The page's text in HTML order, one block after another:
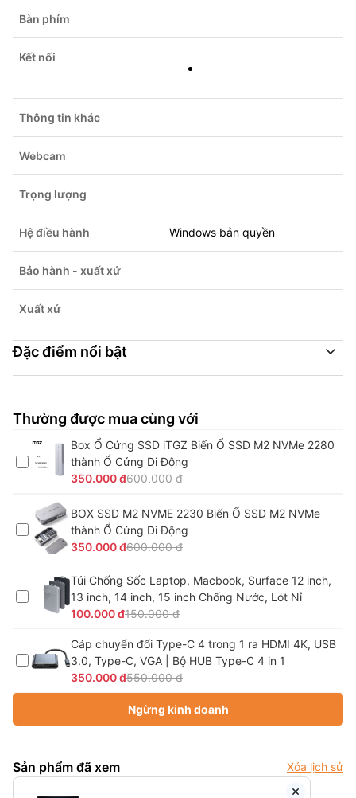
Bàn phím
Kết nối
Thông tin khác
Webcam
Trọng lượng
Hệ điều hành Windows bản quyền
Bảo hành - xuất xứ
Xuất xứ
Đặc điểm nổi bật
Thường được mua cùng với
Box Ổ Cứng SSD iTGZ Biến Ổ SSD M2 NVMe 2280
thành Ổ Cứng Di Động
350.000 đ600.000 đ
BOX SSD M2 NVME 2230 Biến Ổ SSD M2 NVMe
thành Ổ Cứng Di Động
350.000 đ600.000 đ
Túi Chống Sốc Laptop, Macbook, Surface 12 inch,
13 inch, 14 inch, 15 inch Chống Nước, Lót Nỉ
100.000 đ150.000 đ
Cáp chuyển đổi Type-C 4 trong 1 ra HDMI 4K, USB
3.0, Type-C, VGA | Bộ HUB Type-C 4 in 1
350.000 đ550.000 đ
Ngừng kinh doanh
Sản phẩm đã xem Xóa lịch sử